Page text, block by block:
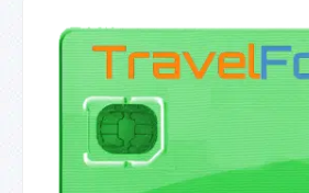
Bildergalerie überspringen